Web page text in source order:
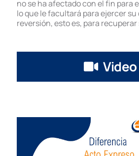
no se ha afectado con el fin para
lo que le facultará para ejercer su
reversión, esto es, para
Video